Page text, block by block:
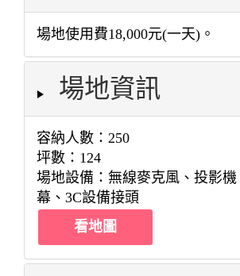
場地使用費18,000元(一天)。
場地資訊
容納人數：250
坪數：124
場地設備：無線麥克風、投影
幕、3C設備接頭
看地圖